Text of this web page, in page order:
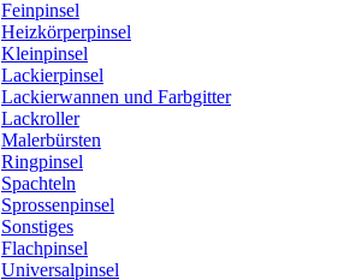
Feinpinsel
Heizkörperpinsel
Kleinpinsel
Lackierpinsel
Lackierwannen und Farbgitter
Lackroller
Malerbürsten
Ringpinsel
Spachteln
Sprossenpinsel
Sonstiges
Flachpinsel
Universalpinsel